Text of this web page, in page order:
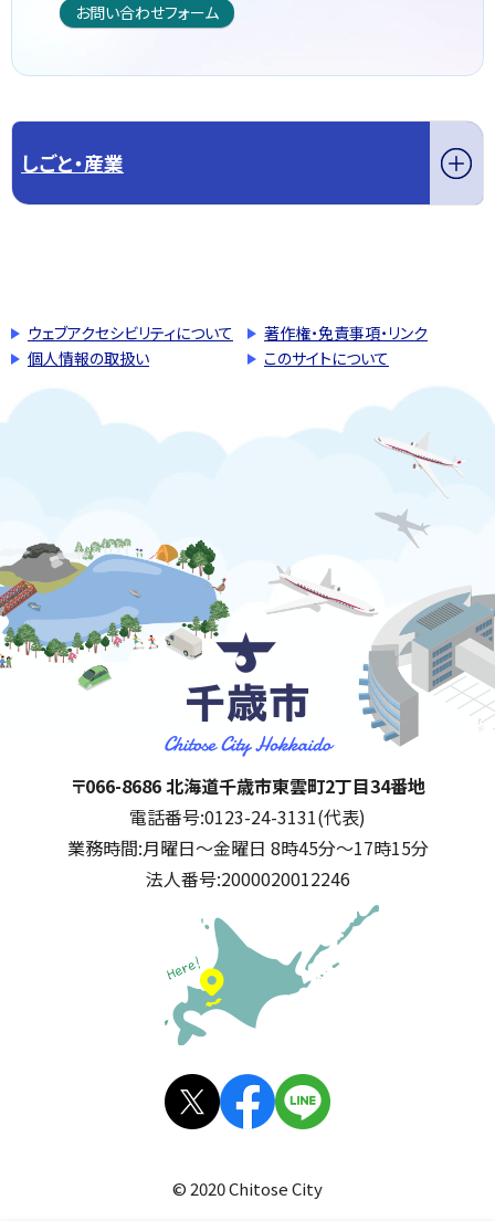
お問い合わせフォーム
しごと・産業
ウェブアクセシビリティについて
著作権・免責事項・リンク
個人情報の取扱い
このサイトについて
千歳市
住所:
〒066-8686 北海道千歳市東雲町2丁目34番地
電話番号:0123-24-3131(代表)
業務時間:月曜日～金曜日 8時45分～17時15分
法人番号:2000020012246
公式SNS
© 2020 Chitose City